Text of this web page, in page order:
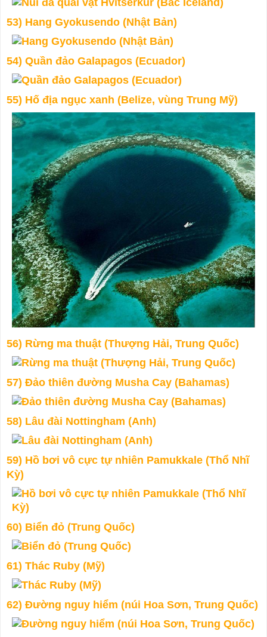
53) Hang Gyokusendo (Nhật Bản)
54) Quần đảo Galapagos (Ecuador)
55) Hố địa ngục xanh (Belize, vùng Trung Mỹ)
56) Rừng ma thuật (Thượng Hải, Trung Quốc)
57) Đảo thiên đường Musha Cay (Bahamas)
58) Lâu đài Nottingham (Anh)
59) Hồ bơi vô cực tự nhiên Pamukkale (Thổ Nhĩ
Kỳ)
60) Biển đỏ (Trung Quốc)
61) Thác Ruby (Mỹ)
62) Đường nguy hiểm (núi Hoa Sơn, Trung Quốc)